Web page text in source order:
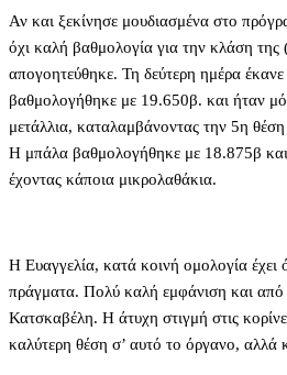
Αν και ξεκίνησε μουδιασμένα στο
όχι καλή βαθμολογία για την κλάση
απογοητεύθηκε. Τη δεύτερη ημέρα έκανε
βαθμολογήθηκε με 19.650β. και ήταν
μετάλλια, καταλαμβάνοντας την 5η
Η μπάλα βαθμολογήθηκε με 18.875β
έχοντας κάποια μικρολαθάκια.
Η Ευαγγελία, κατά κοινή ομολογία έχει
πράγματα. Πολύ καλή εμφάνιση και
Κατσκαβέλη. Η άτυχη στιγμή στις
καλύτερη θέση σ’ αυτό το όργανο, αλλά